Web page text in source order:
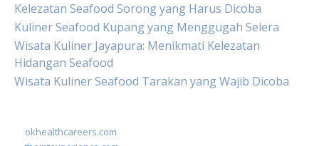
Kelezatan Seafood Sorong yang Harus Dicoba
Kuliner Seafood Kupang yang Menggugah Selera
Wisata Kuliner Jayapura: Menikmati Kelezatan
Hidangan Seafood
Wisata Kuliner Seafood Tarakan yang Wajib Dicoba
okhealthcareers.com